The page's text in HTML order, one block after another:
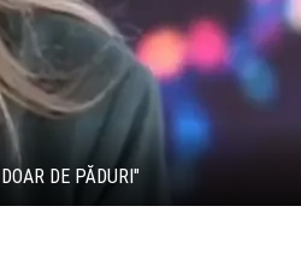
DE PĂDURI"